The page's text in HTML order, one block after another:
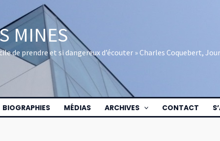
MINES
de prendre et si dangereux d’écouter » Charles Coquebert,
BIOGRAPHIES MÉDIAS ARCHIVES CONTACT